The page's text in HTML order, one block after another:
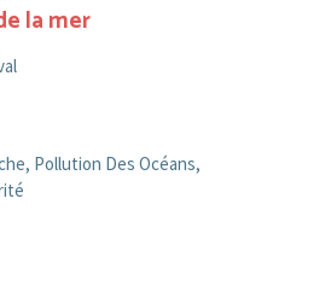
la mer
, Pollution Des Océans,